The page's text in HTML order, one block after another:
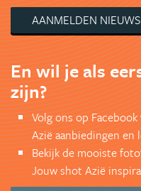
AANMELDEN
En wil je als
zijn?
Volg ons op
Azië aanbiedingen en
Bekijk de mooiste
Jouw shot Azië